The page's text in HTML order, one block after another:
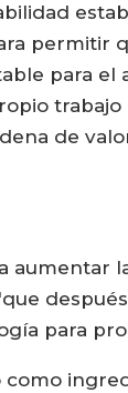
para
de
para